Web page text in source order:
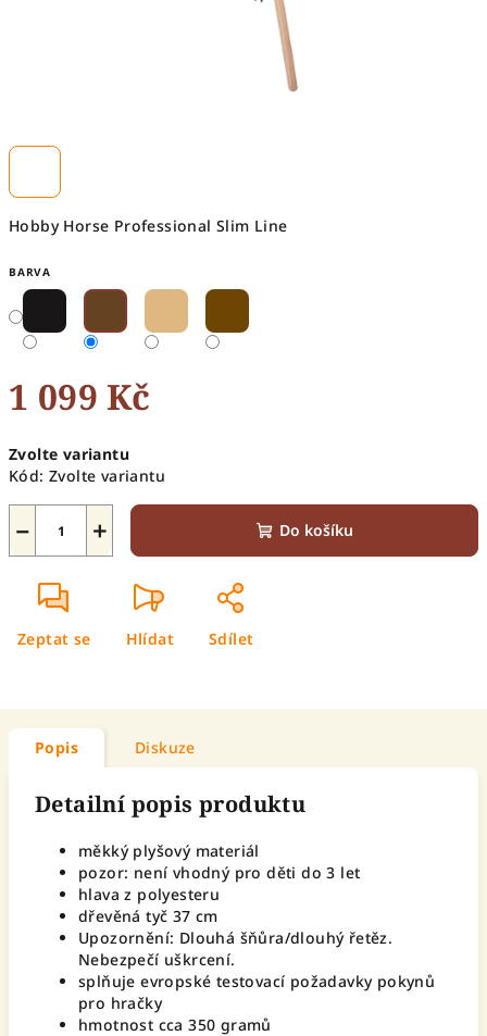
Hobby Horse Professional Slim Line
BARVA
1 099 Kč
cena:
Zvolte variantu
Kód: Zvolte variantu
+
− Do košíku
Zeptat se Hlídat Sdílet
Popis Diskuze
Detailní popis produktu
měkký plyšový materiál
pozor: není vhodný pro děti do 3 let
hlava z polyesteru
dřevěná tyč 37 cm
Upozornění: Dlouhá šňůra/dlouhý řetěz.
Nebezpečí uškrcení.
splňuje evropské testovací požadavky pokynů
pro hračky
hmotnost cca 350 gramů